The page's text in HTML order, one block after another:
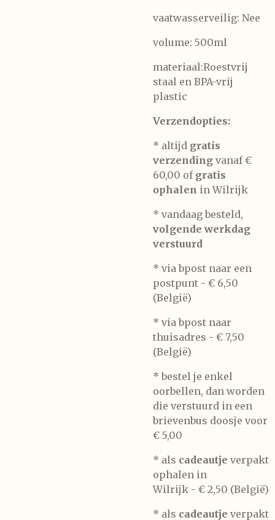
vaatwasserveilig: Nee
volume: 500ml
materiaal:Roestvrij
staal en BPA-vrij
plastic
Verzendopties:
* altijd gratis
verzending vanaf €
60,00 of gratis
ophalen in Wilrijk
* vandaag besteld,
volgende werkdag
verstuurd
* via bpost naar een
postpunt - € 6,50
(België)
* via bpost naar
thuisadres - € 7,50
(België)
* bestel je enkel
oorbellen, dan worden
die verstuurd in een
brievenbus doosje voor
€ 5,00
* als cadeautje verpakt
ophalen in
Wilrijk - € 2,50 (België)
* als cadeautje verpakt